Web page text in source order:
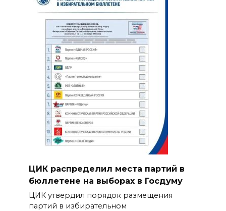
ЦИК распределил места партий в
бюллетене на выборах в Госдуму
ЦИК утвердил порядок размещения
партий в избирательном